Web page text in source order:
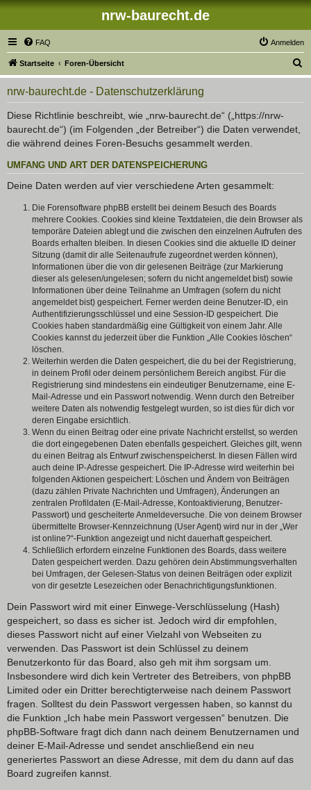
nrw-baurecht.de
FAQ Anmelden
Startseite Foren-Übersicht
u
nrw-baurecht.de - Datenschutzerklärung
Diese Richtlinie beschreibt, wie „nrw-baurecht.de“ („https://nrw-
baurecht.de“) (im Folgenden „der Betreiber“) die Daten verwendet,
die während deines Foren-Besuchs gesammelt werden.
UMFANG UND ART DER DATENSPEICHERUNG
Deine Daten werden auf vier verschiedene Arten gesammelt:
Die Forensoftware phpBB erstellt bei deinem Besuch des Boards
mehrere Cookies. Cookies sind kleine Textdateien, die dein Browser als
temporäre Dateien ablegt und die zwischen den einzelnen Aufrufen des
Boards erhalten bleiben. In diesen Cookies sind die aktuelle ID deiner
Sitzung (damit dir alle Seitenaufrufe zugeordnet werden können),
Informationen über die von dir gelesenen Beiträge (zur Markierung
dieser als gelesen/ungelesen; sofern du nicht angemeldet bist) sowie
Informationen über deine Teilnahme an Umfragen (sofern du nicht
angemeldet bist) gespeichert. Ferner werden deine Benutzer-ID, ein
Authentifizierungsschlüssel und eine Session-ID gespeichert. Die
Cookies haben standardmäßig eine Gültigkeit von einem Jahr. Alle
Cookies kannst du jederzeit über die Funktion „Alle Cookies löschen“
löschen.
Weiterhin werden die Daten gespeichert, die du bei der Registrierung,
in deinem Profil oder deinem persönlichem Bereich angibst. Für die
Registrierung sind mindestens ein eindeutiger Benutzername, eine E-
Mail-Adresse und ein Passwort notwendig. Wenn durch den Betreiber
weitere Daten als notwendig festgelegt wurden, so ist dies für dich vor
deren Eingabe ersichtlich.
Wenn du einen Beitrag oder eine private Nachricht erstellst, so werden
die dort eingegebenen Daten ebenfalls gespeichert. Gleiches gilt, wenn
du einen Beitrag als Entwurf zwischenspeicherst. In diesen Fällen wird
auch deine IP-Adresse gespeichert. Die IP-Adresse wird weiterhin bei
folgenden Aktionen gespeichert: Löschen und Ändern von Beiträgen
(dazu zählen Private Nachrichten und Umfragen), Änderungen an
zentralen Profildaten (E-Mail-Adresse, Kontoaktivierung, Benutzer-
Passwort) und gescheiterte Anmeldeversuche. Die von deinem Browser
übermittelte Browser-Kennzeichnung (User Agent) wird nur in der „Wer
ist online?“-Funktion angezeigt und nicht dauerhaft gespeichert.
Schließlich erfordern einzelne Funktionen des Boards, dass weitere
Daten gespeichert werden. Dazu gehören dein Abstimmungsverhalten
bei Umfragen, der Gelesen-Status von deinen Beiträgen oder explizit
von dir gesetzte Lesezeichen oder Benachrichtigungsfunktionen.
Dein Passwort wird mit einer Einwege-Verschlüsselung (Hash)
gespeichert, so dass es sicher ist. Jedoch wird dir empfohlen,
dieses Passwort nicht auf einer Vielzahl von Webseiten zu
verwenden. Das Passwort ist dein Schlüssel zu deinem
Benutzerkonto für das Board, also geh mit ihm sorgsam um.
Insbesondere wird dich kein Vertreter des Betreibers, von phpBB
Limited oder ein Dritter berechtigterweise nach deinem Passwort
fragen. Solltest du dein Passwort vergessen haben, so kannst du
die Funktion „Ich habe mein Passwort vergessen“ benutzen. Die
phpBB-Software fragt dich dann nach deinem Benutzernamen und
deiner E-Mail-Adresse und sendet anschließend ein neu
generiertes Passwort an diese Adresse, mit dem du dann auf das
Board zugreifen kannst.